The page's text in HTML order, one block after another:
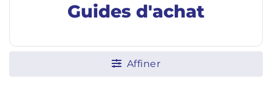
Guides d'achat
Affiner